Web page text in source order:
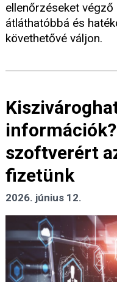
ellenőrzéseket
átláthatóbbá és
követhetővé váljon.
szoftverért
fizetünk
2026. június 12.